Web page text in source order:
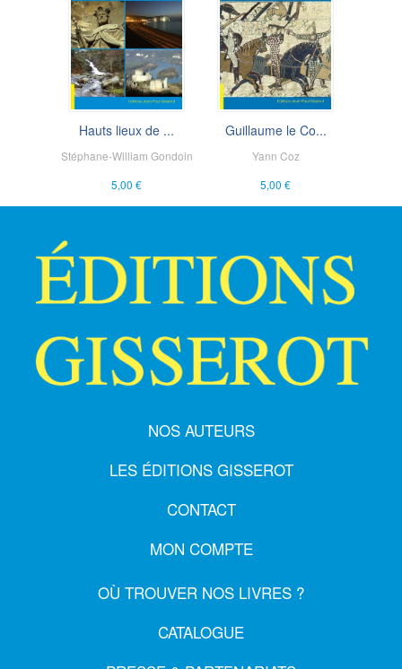
Hauts lieux de ...
Stéphane-William Gondoin
5,00 €
Guillaume le Co...
Yann Coz
5,00 €
NOS AUTEURS
LES ÉDITIONS GISSEROT
CONTACT
MON COMPTE
OÙ TROUVER NOS LIVRES ?
CATALOGUE